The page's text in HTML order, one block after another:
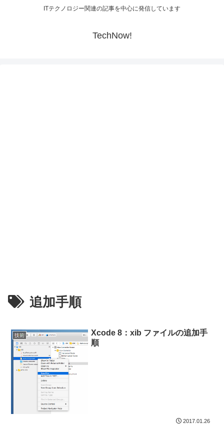
ITテクノロジー関連の記事を中心に発信しています
TechNow!
追加手順
技術
Xcode 8：xib ファイルの追加手
順
2017.01.26